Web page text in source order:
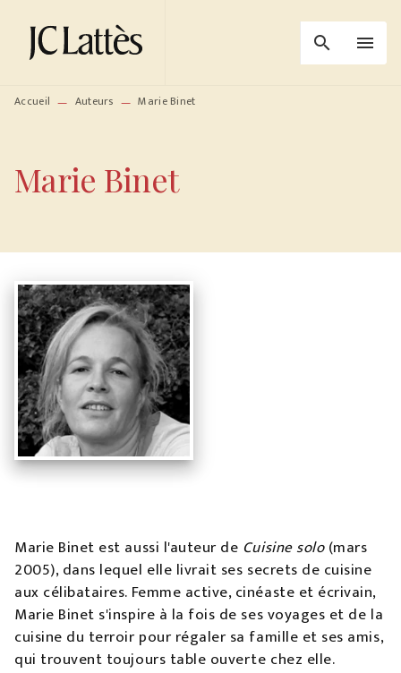
MENU RECHERCHE
PIED DE PAGE
search menu
Accueil — Auteurs — Marie Binet
Marie Binet
Marie Binet est aussi l'auteur de Cuisine solo(mars
2005), dans lequel elle livrait ses secrets de cuisine
aux célibataires. Femme active, cinéaste et écrivain,
Marie Binet s'inspire à la fois de ses voyages et de la
cuisine du terroir pour régaler sa famille et ses amis,
qui trouvent toujours table ouverte chez elle.